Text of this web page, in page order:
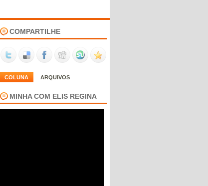
COMPARTILHE
COLUNA ARQUIVOS
MINHA COM ELIS REGINA